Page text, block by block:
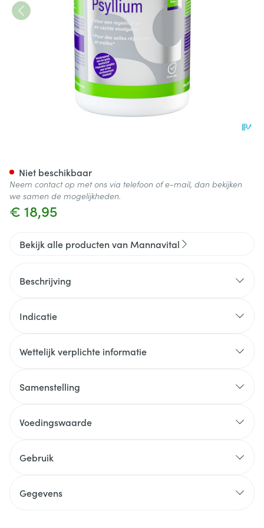
€ 18,95
Niet beschikbaar
Neem contact op met ons via telefoon of e-mail, dan bekijken
we samen de mogelijkheden.
Bekijk alle producten van Mannavital
Beschrijving
Indicatie
Wettelijk verplichte informatie
Samenstelling
Voedingswaarde
Gebruik
Gegevens